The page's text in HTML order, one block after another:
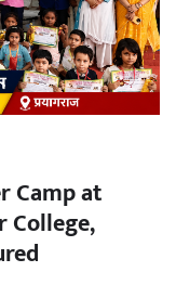
Camp at
College,